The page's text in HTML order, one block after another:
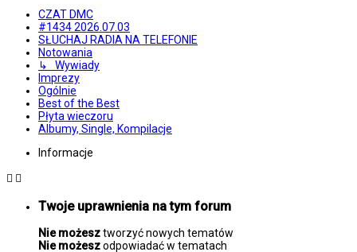
CZAT DMC
#1434 2026.07.03
SŁUCHAJ RADIA NA TELEFONIE
Notowania
↳ Wywiady
Imprezy
Ogólnie
Best of the Best
Płyta wieczoru
Albumy, Single, Kompilacje
Informacje
Twoje uprawnienia na tym forum
Nie możesztworzyć nowych tematów
Nie możeszodpowiadać w tematach